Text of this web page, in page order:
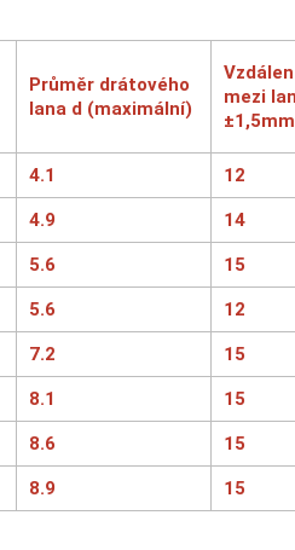
Průměr drátového
lana d (maximální)
mezi
±1,5mm
4.1 12
4.9 14
5.6 15
5.6 12
7.2 15
8.1 15
8.6 15
8.9 15